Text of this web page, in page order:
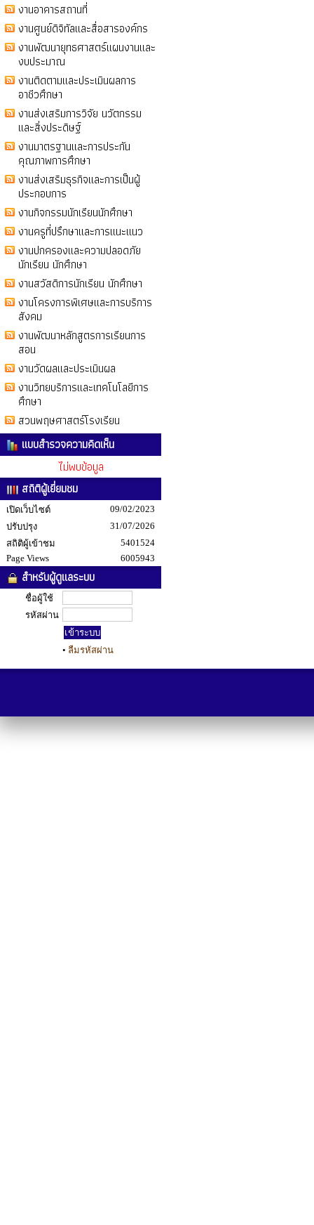
งานอาคารสถานที่
งานศูนย์ดิจิทัลและสื่อสารองค์กร
งานพัฒนายุทธศาสตร์แผนงานและ
งบประมาณ
งานติดตามและประเมินผลการ
อาชีวศึกษา
งานส่งเสริมการวิจัย นวัตกรรม
และสิ่งประดิษฐ์
งานมาตรฐานและการประกัน
คุณภาพการศึกษา
งานส่งเสริมธุรกิจและการเป็นผู้
ประกอบการ
งานกิจกรรมนักเรียนนักศึกษา
งานครูที่ปรึกษาและการแนะแนว
งานปกครองและความปลอดภัย
นักเรียน นักศึกษา
งานสวัสดิการนักเรียน นักศึกษา
งานโครงการพิเศษและการบริการ
สังคม
งานพัฒนาหลักสูตรการเรียนการ
สอน
งานวัดผลและประเมินผล
งานวิทยบริการและเทคโนโลยีการ
ศึกษา
สวนพฤษศาสตร์โรงเรียน
แบบสำรวจความคิดเห็น
ไม่พบข้อมูล
สถิติผู้เยี่ยมชม
เปิดเว็บไซต์
09/02/2023
ปรับปรุง
31/07/2026
สถิติผู้เข้าชม
5401524
Page Views
6005943
สำหรับผู้ดูแลระบบ
ชื่อผู้ใช้
รหัสผ่าน
• ลืมรหัสผ่าน